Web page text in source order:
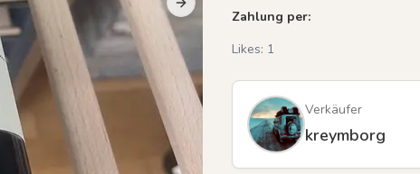
Next slide
Previous slide
Zahlung per:
Likes: 1
Verkäufer
kreymborg